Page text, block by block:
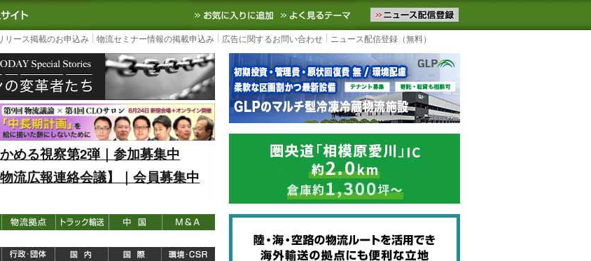
内最大の物流ニュースサイト3PL, SCMなど国内外の最新の物流ニュースをお届けします。物流ニュースメール配信を登録す
お気に入りに追加 よく見るテーマ
リース掲載のお申込み 物流セミナー情報の掲載申込み 広告に関するお問い合わせ ニュース配信登録（無料）
める視察第2弾｜参加募集中
流広報連絡会議】｜会員募集中